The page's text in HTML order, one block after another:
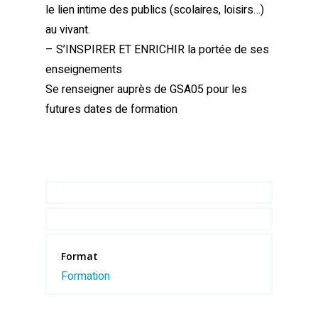
le lien intime des publics (scolaires, loisirs…)
au vivant.
– S’INSPIRER ET ENRICHIR la portée de ses
enseignements
Se renseigner auprès de GSA05 pour les
futures dates de formation
Format
Formation